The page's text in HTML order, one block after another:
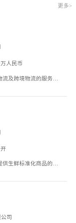
更多>
人民币
品包括运价通、生意通、业务通、订舱通、招财通等，奥林网络科技（宁波）有限公司旗下产品。
饮料、粮油副食、居家洗护等多个品类，上架SKU3000余个。公司建立了近万平方米的仓储场地和物流配送体系，为合作商家提供快速配送服务。
司